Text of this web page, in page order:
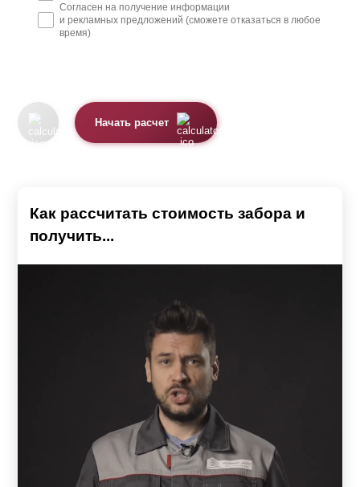
Согласен на получение информации
и рекламных предложений (сможете отказаться в любое
время)
Начать расчет
Как рассчитать стоимость забора и
получить...